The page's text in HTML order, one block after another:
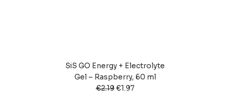
SiS GO Energy + Electrolyte
Gel – Raspberry, 60 ml
€2.19 €1.97